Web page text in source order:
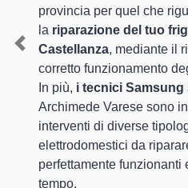
provincia per quel che
la riparazione del tuo
Castellanza, mediante il
corretto funzionamento
In più, i tecnici Samsung
Archimede Varese sono
interventi di diverse
elettrodomestici da
perfettamente funzionanti
tempo.
Previous